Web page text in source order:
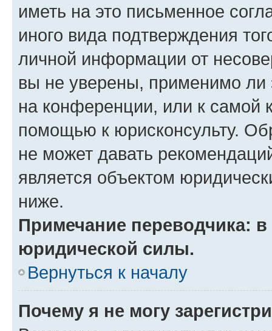
иметь на это письменное
иного вида подтверждения
личной информации от
вы не уверены, применимо ли
на конференции, или к самой
помощью к юрисконсульту.
не может давать
является объектом
ниже.
Примечание переводчика:
юридической силы.
Вернуться к началу
Почему я не могу